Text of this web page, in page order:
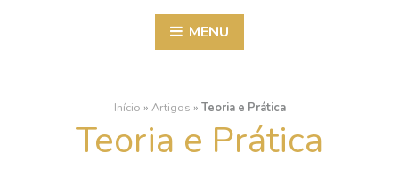
MENU
Início » Artigos » Teoria e Prática
Teoria e Prática